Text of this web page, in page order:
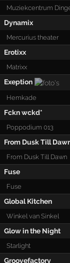
Muziekcentrum
Dynamix
Mercurius theater
Erotixx
Matrixx
Exeption
Hemkade
Fckn wckd*
Poppodium 013
From Dusk Till
From Dusk Till Dawn
Fuse
Fuse
Global Kitchen
Winkel van Sinkel
Glow in the Night
Starlight
Groovefactory